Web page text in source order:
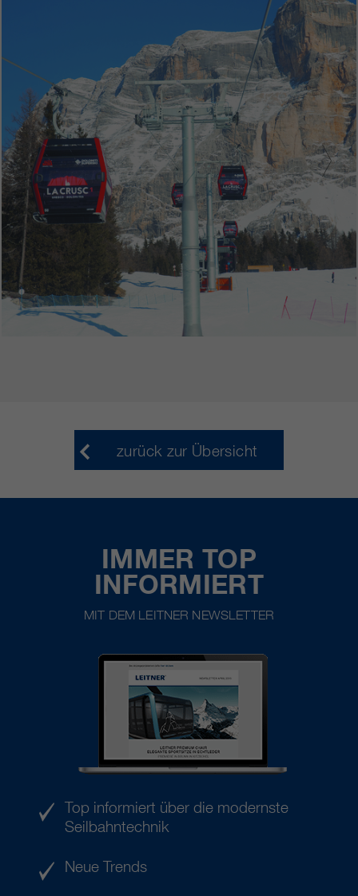
zurück zur Übersicht
IMMER TOP
INFORMIERT
MIT DEM LEITNER NEWSLETTER
Top informiert über die modernste
Seilbahntechnik
Neue Trends